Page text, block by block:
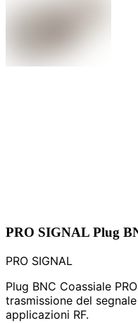
PRO SIGNAL Plug
PRO SIGNAL
Plug BNC Coassiale
trasmissione del
applicazioni RF.